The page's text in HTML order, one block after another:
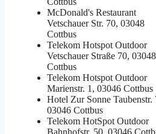
McDonald's Restaurant
Vetschauer Str. 70, 03048
Cottbus
Telekom Hotspot Outdoor
Vetschauer Straße 70, 03048
Cottbus
Telekom Hotspot Outdoor
Marienstr. 1, 03046 Cottbus
Hotel Zur Sonne Taubenstr.
03046 Cottbus
Telekom HotSpot Outdoor
Bahnhofstr. 50, 03046